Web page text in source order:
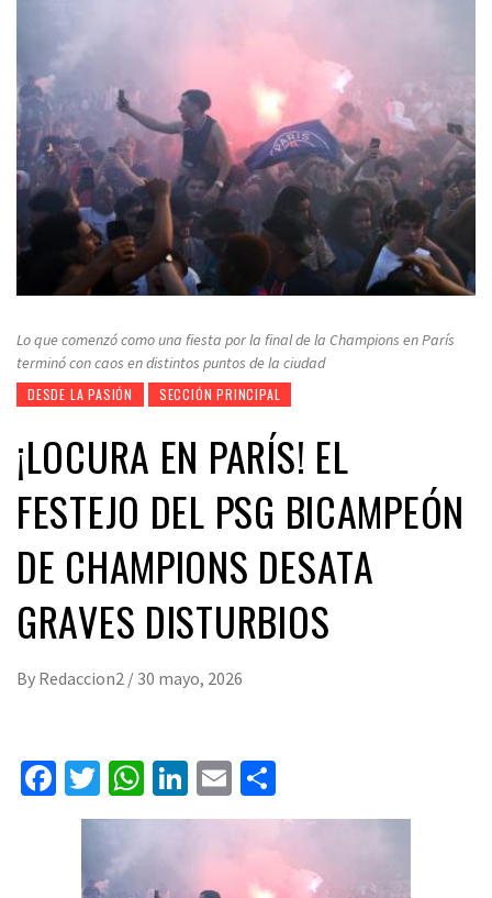
Lo que comenzó como una fiesta por la final de la Champions en París
terminó con caos en distintos puntos de la ciudad
DESDE LA PASIÓN SECCIÓN PRINCIPAL
¡LOCURA EN PARÍS! EL
FESTEJO DEL PSG BICAMPEÓN
DE CHAMPIONS DESATA
GRAVES DISTURBIOS
By Redaccion2 / 30 mayo, 2026
Facebook
Twitter
WhatsApp
LinkedIn
Email